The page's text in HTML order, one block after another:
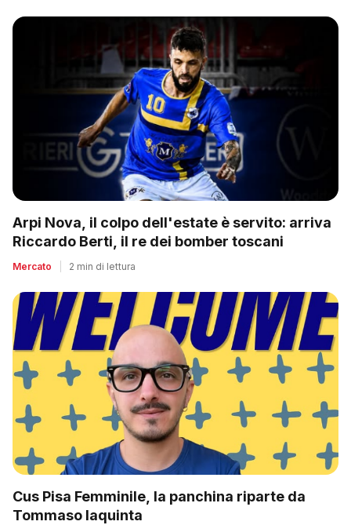
Arpi Nova, il colpo dell'estate è servito: arriva
Riccardo Berti, il re dei bomber toscani
Mercato 2 min di lettura
Cus Pisa Femminile, la panchina riparte da
Tommaso Iaquinta